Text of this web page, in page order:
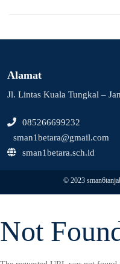
Alamat
Jl. Lintas Kuala Tungkal –
085266699232
sman1betara@gmail.com
sman1betara.sch.id
© 2023
Not